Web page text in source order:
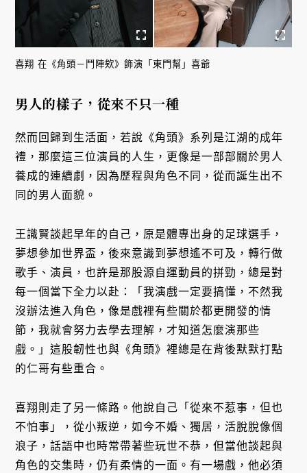
喜翔 在《角頭－鬥陣欸》飾演「東門幫」喜爺
男人的樣子，從來不只一種
然而回歸到生活面，若說《角頭》系列是江湖的成年
禮，那麼這三位演員的人生，更像是一部部關於男人
養成的連續劇，因為歷程與角色不同，從而誕生出不
同的男人面貌。
王識賢談起早年的自己，原是體專出身的足球選手，
夢想參加世界盃，後來意識到夢想遙不可及，轉行做
歌手、演員，也許是那股源自運動員的拼勁，總是對
每一個當下全力以赴：「我演戲一定要搞懂，不然我
沒辦法進入角色，像是戲裡有些關於都更開發的情
節，我就會努力去學去理解，才知道怎麼演那些
戲。」這股韌性也與《角頭》裡總是在背後默默打點
的仁哥有些重合。
喜翔則走了另一條路。他說自己「從來不惹事，但也
不怕事」，從小叛逆，如今不婚、獨居，活脫脫像個
浪子，話語中也時常帶著些玩世不恭，但當他談起與
角色的交集時，仍有柔情的一面。有一場戲，他必須